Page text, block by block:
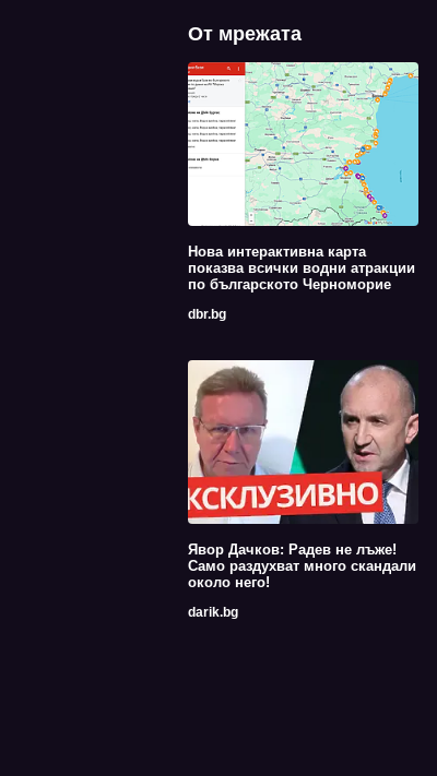
От мрежата
Нова интерактивна карта
показва всички водни атракции
по българското Черноморие
dbr.bg
Явор Дачков: Радев не лъже!
Само раздухват много скандали
около него!
darik.bg